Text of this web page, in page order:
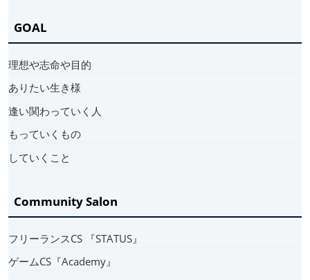
GOAL
理想や志命や目的
ありたい生き様
逢い関わっていく人
もっていくもの
していくこと
Community Salon
フリーランスCS 『STATUS』
ゲームCS『Academy』